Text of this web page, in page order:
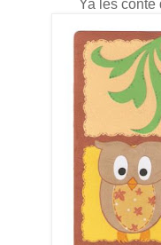
Ya les conté